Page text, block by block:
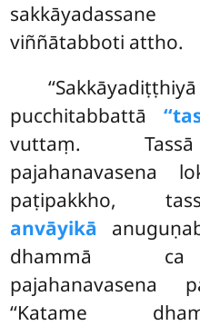
viññātabboti attho.
pucchitabbattā
vuttaṃ. Tassā
pajahanavasena
paṭipakkho,
anvāyikā
dhammā ca
pajahanavasena
‘‘Katame